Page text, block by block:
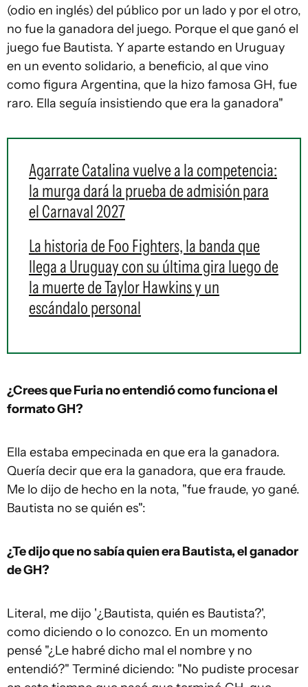
(odio en inglés) del público por un lado y por el otro,
no fue la ganadora del juego. Porque el que ganó el
juego fue Bautista. Y aparte estando en Uruguay
en un evento solidario, a beneficio, al que vino
como figura Argentina, que la hizo famosa GH, fue
raro. Ella seguía insistiendo que era la ganadora"
Agarrate Catalina vuelve a la competencia:
la murga dará la prueba de admisión para
el Carnaval 2027
La historia de Foo Fighters, la banda que
llega a Uruguay con su última gira luego de
la muerte de Taylor Hawkins y un
escándalo personal
¿Crees que Furia no entendió como funciona el
formato GH?
Ella estaba empecinada en que era la ganadora.
Quería decir que era la ganadora, que era fraude.
Me lo dijo de hecho en la nota, "fue fraude, yo gané.
Bautista no se quién es":
¿Te dijo que no sabía quien era Bautista, el ganador
de GH?
Literal, me dijo '¿Bautista, quién es Bautista?',
como diciendo o lo conozco. En un momento
pensé "¿Le habré dicho mal el nombre y no
entendió?" Terminé diciendo: "No pudiste procesar